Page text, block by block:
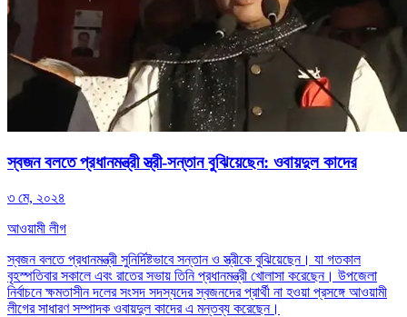
স্বজন বলতে প্রধানমন্ত্রী স্ত্রী-সন্তান বুঝিয়েছেন: ওবায়দুল কাদের
৩ মে, ২০২৪
আওয়ামী লীগ
স্বজন বলতে প্রধানমন্ত্রী সুনির্দিষ্টভাবে সন্তান ও স্ত্রীকে বুঝিয়েছেন। যা গতকাল
বৃহস্পতিবার সকালে এবং রাতের সভায় তিনি প্রধানমন্ত্রী খোলাসা করেছেন। উপজেলা
নির্বাচনে ক্ষমতাসীন দলের সংসদ সদস্যদের স্বজনদের প্রার্থী না হওয়া প্রসঙ্গে আওয়ামী
লীগের সাধারণ সম্পাদক ওবায়দুল কাদের এ মন্তব্য করেছেন।